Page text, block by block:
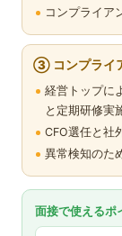
コンプライア
③ コンプライ
経営トップに
と定期研修実
CFO選任と社
異常検知のた
面接で使えるポ